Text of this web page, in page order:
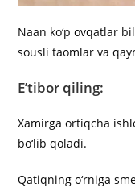
Naan ko‘p ovqatlar
sousli taomlar va
E’tibor qiling:
Xamirga ortiqcha
bo‘lib qoladi.
Qatiqning o‘rniga